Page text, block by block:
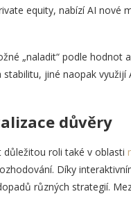
equity, nabízí AI nové
„naladit“ podle hodnot
jiné naopak
důvěry
důležitou roli také v oblasti
Díky
různých strategií.